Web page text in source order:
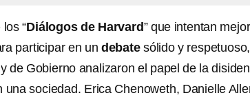
“Diálogos de Harvard” que intentan
participar en un debatesólido y respetuoso,
de Gobierno analizaron el papel de la
sociedad. Erica Chenoweth, Danielle